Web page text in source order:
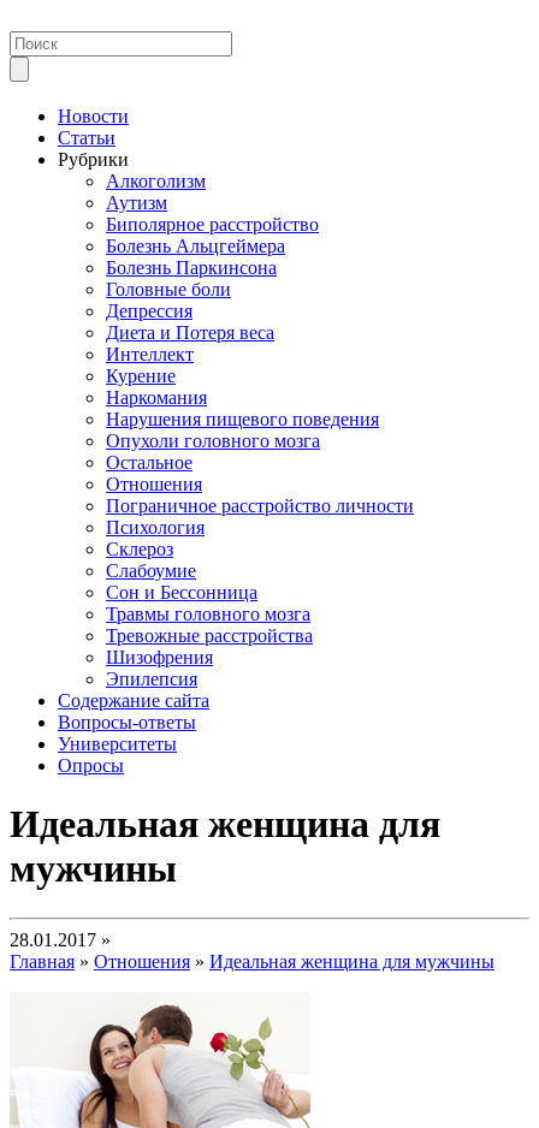
Новости
Статьи
Рубрики
Алкоголизм
Аутизм
Биполярное расстройство
Болезнь Альцгеймера
Болезнь Паркинсона
Головные боли
Депрессия
Диета и Потеря веса
Интеллект
Курение
Наркомания
Нарушения пищевого поведения
Опухоли головного мозга
Остальное
Отношения
Пограничное расстройство личности
Психология
Склероз
Слабоумие
Сон и Бессонница
Травмы головного мозга
Тревожные расстройства
Шизофрения
Эпилепсия
Содержание сайта
Вопросы-ответы
Университеты
Опросы
Идеальная женщина для
мужчины
28.01.2017 »
Главная » Отношения » Идеальная женщина для мужчины